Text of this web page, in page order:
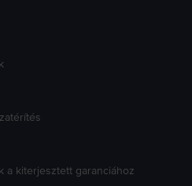
a kiterjesztett garanciához